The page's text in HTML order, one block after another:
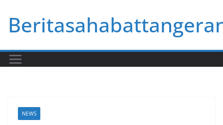
content
NEWS